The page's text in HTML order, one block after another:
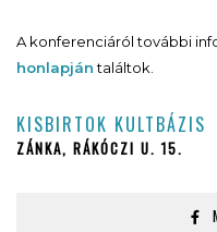
A konferenciáról további
honlapjántaláltok.
KISBIRTOK KULTBÁZIS
ZÁNKA, RÁKÓCZI U. 15.